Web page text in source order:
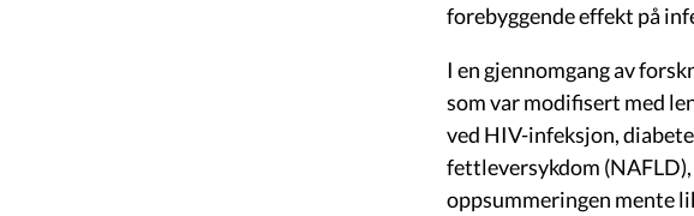
forebyggende effekt på
I en gjennomgang av
som var modifisert med
ved HIV-infeksjon,
fettleversykdom
oppsummeringen mente